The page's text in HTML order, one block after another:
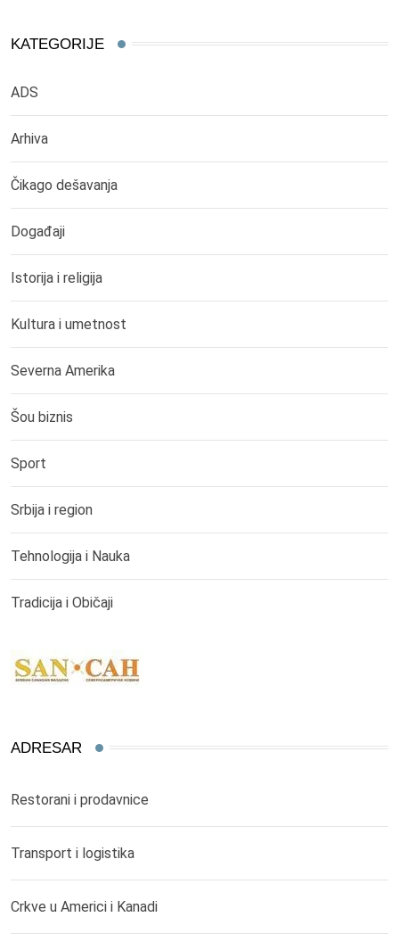
KATEGORIJE
ADS
Arhiva
Čikago dešavanja
Događaji
Istorija i religija
Kultura i umetnost
Severna Amerika
Šou biznis
Sport
Srbija i region
Tehnologija i Nauka
Tradicija i Običaji
ADRESAR
Restorani i prodavnice
Transport i logistika
Crkve u Americi i Kanadi